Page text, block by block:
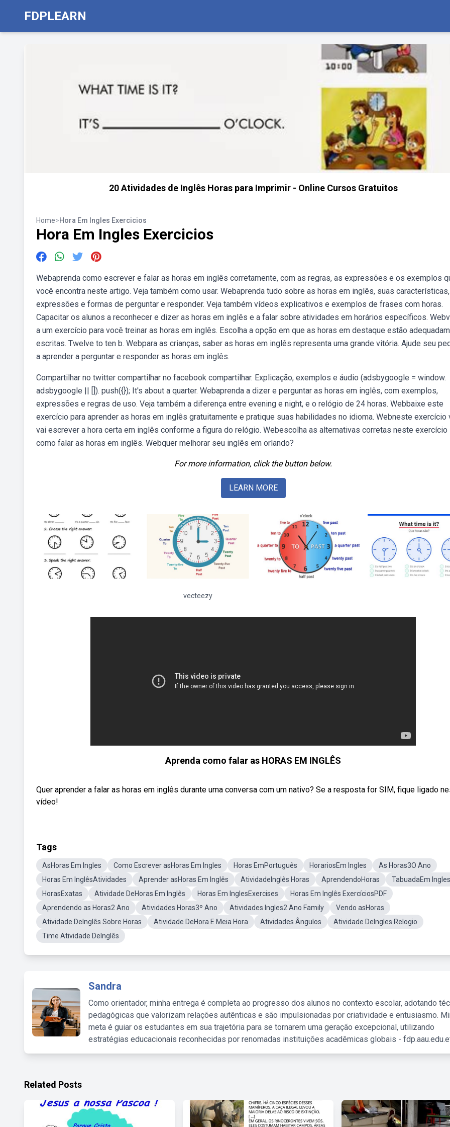
FDPLEARN
20 Atividades de Inglês Horas para Imprimir - Online Cursos Gratuitos
Home>Hora Em Ingles Exercicios
Hora Em Ingles Exercicios
Webaprenda como escrever e falar as horas em inglês corretamente, com as regras, as expressões e os exemplos
você encontra neste artigo. Veja também como usar. Webaprenda tudo sobre as horas em inglês, suas características,
expressões e formas de perguntar e responder. Veja também vídeos explicativos e exemplos de frases com horas.
Capacitar os alunos a reconhecer e dizer as horas em inglês e a falar sobre atividades em horários específicos.
a um exercício para você treinar as horas em inglês. Escolha a opção em que as horas em destaque estão
escritas. Twelve to ten b. Webpara as crianças, saber as horas em inglês representa uma grande vitória. Ajude seu
a aprender a perguntar e responder as horas em inglês.
Compartilhar no twitter compartilhar no facebook compartilhar. Explicação, exemplos e áudio (adsbygoogle = window.
adsbygoogle || []). push({}); It's about a quarter. Webaprenda a dizer e perguntar as horas em inglês, com exemplos,
expressões e regras de uso. Veja também a diferença entre evening e night, e o relógio de 24 horas. Webbaixe este
exercício para aprender as horas em inglês gratuitamente e pratique suas habilidades no idioma. Webneste exercício
vai escrever a hora certa em inglês conforme a figura do relógio. Webescolha as alternativas corretas neste exercício
como falar as horas em inglês. Webquer melhorar seu inglês em orlando?
For more information, click the button below.
LEARN MORE
vecteezy
Aprenda como falar as HORAS EM INGLÊS
Quer aprender a falar as horas em inglês durante uma conversa com um nativo? Se a resposta for SIM, fique ligado
vídeo!
Tags
AsHoras Em Ingles Como Escrever asHoras Em Ingles Horas EmPortuguês HorariosEm Ingles
As Horas3O Ano
Horas Em InglêsAtividades
Aprender asHoras Em Inglês AtividadeInglês Horas AprendendoHoras
TabuadaEm Ingles
HorasExatas
Atividade DeHoras Em Inglês Horas Em InglesExercises
Horas Em Inglês ExercíciosPDF
Aprendendo as Horas2 Ano
Atividades Horas3º Ano Atividades Ingles2 Ano Family
Vendo asHoras
Atividade DeInglês Sobre Horas
Atividade DeHora E Meia Hora Atividades Ângulos
Atividade DeIngles Relogio
Time Atividade DeInglês
Sandra
Como orientador, minha entrega é completa ao progresso dos alunos no contexto escolar, adotando
pedagógicas que valorizam relações autênticas e são impulsionadas por criatividade e entusiasmo.
meta é guiar os estudantes em sua trajetória para se tornarem uma geração excepcional, utilizando
estratégias educacionais reconhecidas por renomadas instituições acadêmicas globais -
Related Posts